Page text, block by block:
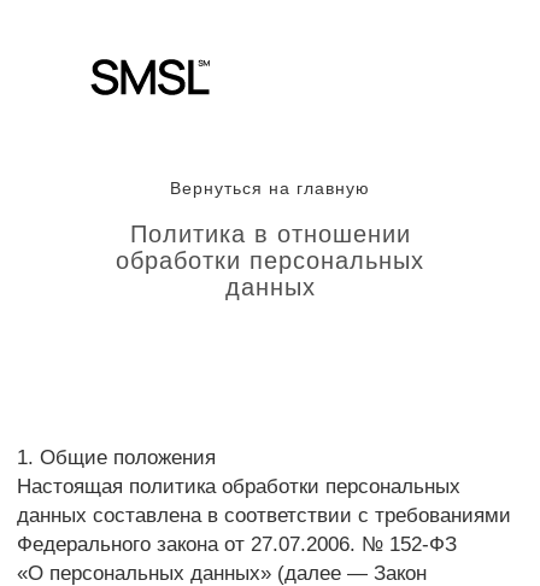
Политика в отношении
обработки персональных
данных
Вернуться на главную
обработки персональных данных и меры
по обеспечению безопасности персональных
данных, предпринимаемые ИП Веселовацким
Егором Владимировичем (далее — Оператор).
1.1. Оператор ставит своей важнейшей целью
и условием осуществления своей деятельности
соблюдение прав и свобод человека и гражданина